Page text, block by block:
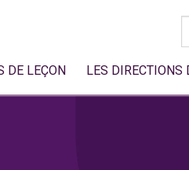
DE LEÇON LES DIRECTIONS